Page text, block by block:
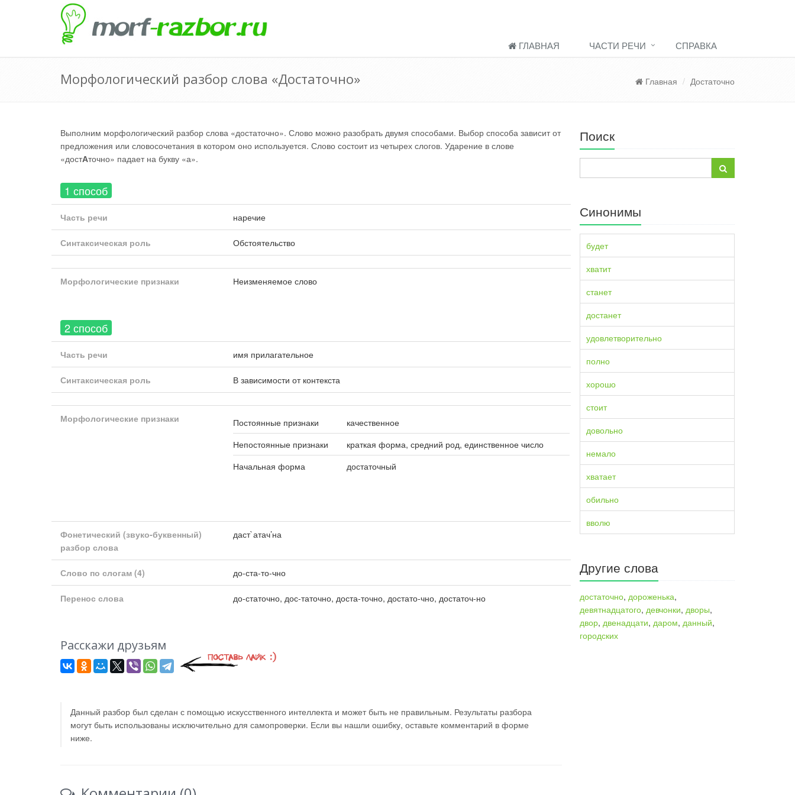
ГЛАВНАЯ ЧАСТИ РЕЧИ СПРАВКА
Морфологический разбор слова «Достаточно» Главная Достаточно
Выполним морфологический разбор слова «достаточно». Слово можно разобрать двумя способами. Выбор способа зависит от
предложения или словосочетания в котором оно используется. Слово состоит из четырех слогов. Ударение в слове
«достАточно» падает на букву «а».
1 способ
Часть речи наречие
Синтаксическая роль Обстоятельство
Морфологические признаки Неизменяемое слово
2 способ
Часть речи имя прилагательное
Синтаксическая роль В зависимости от контекста
Морфологические признаки Постоянные признаки
качественное
Непостоянные признаки
краткая форма, средний род, единственное число
Начальная форма
достаточный
Фонетический (звуко-буквенный)
разбор слова
даст`атач’на
Слово по слогам (4) до-ста-то-чно
Перенос слова до-статочно, дос-таточно, доста-точно, достато-чно, достаточ-но
Расскажи друзьям
Данный разбор был сделан с помощью искусственного интеллекта и может быть не правильным. Результаты разбора
могут быть использованы исключительно для самопроверки. Если вы нашли ошибку, оставьте комментарий в форме
ниже.
Поиск
Синонимы
будет
хватит
станет
достанет
удовлетворительно
полно
хорошо
стоит
довольно
немало
хватает
обильно
вволю
Другие слова
достаточно, дороженька,
девятнадцатого, девчонки, дворы,
двор, двенадцати, даром, данный,
городских